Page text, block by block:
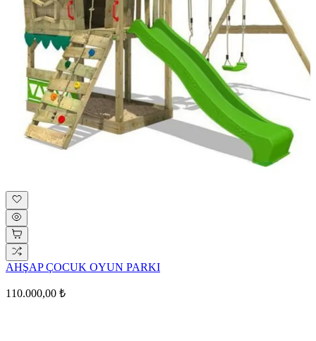
AHŞAP ÇOCUK OYUN PARKI
110.000,00 ₺